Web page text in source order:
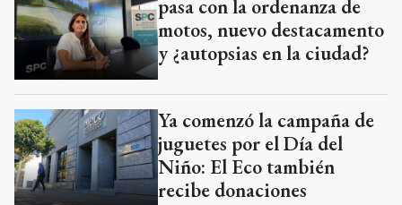
pasa con la ordenanza de
motos, nuevo destacamento
y ¿autopsias en la ciudad?
Ya comenzó la campaña de
juguetes por el Día del
Niño: El Eco también
recibe donaciones